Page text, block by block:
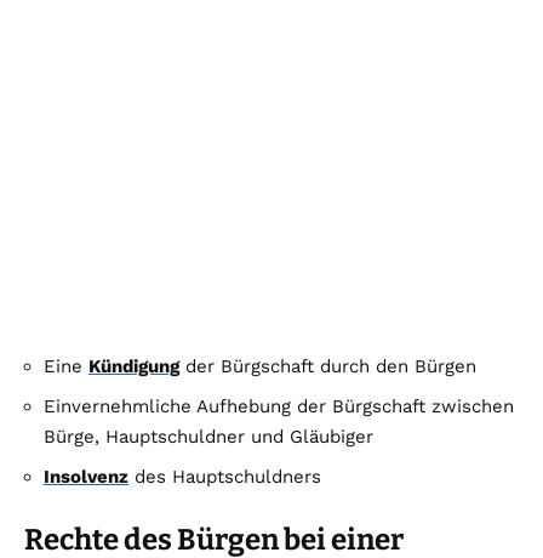
Eine Kündigungder Bürgschaft durch den Bürgen
Einvernehmliche Aufhebung der Bürgschaft zwischen
Bürge, Hauptschuldner und Gläubiger
Insolvenz des Hauptschuldners
Rechte des Bürgen bei einer